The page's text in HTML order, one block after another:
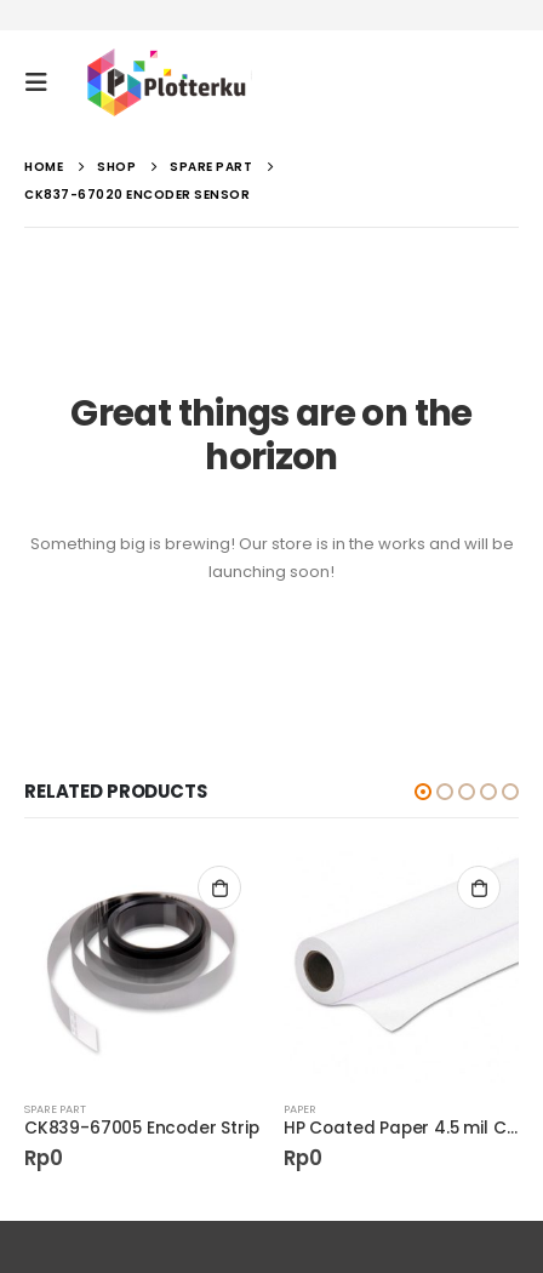
HOME SHOP
SPARE PART
CK837-67020 ENCODER SENSOR
Great things are on the
horizon
Something big is brewing! Our store is in the works and will be
launching soon!
RELATED PRODUCTS
SPARE PART
CK839-67005 Encoder Strip
Rp0
PAPER
HP Coated Paper 4.5 mil C6568B
Rp0